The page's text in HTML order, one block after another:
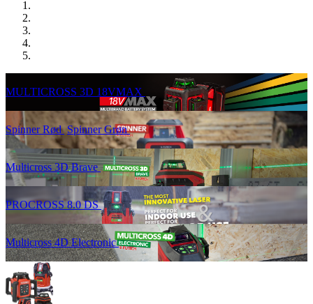
MULTICROSS 3D 18VMAX
Spinner Rød Spinner Grøn
Multicross 3D Brave
PROCROSS 8.0 DS
Multicross 4D Electronic